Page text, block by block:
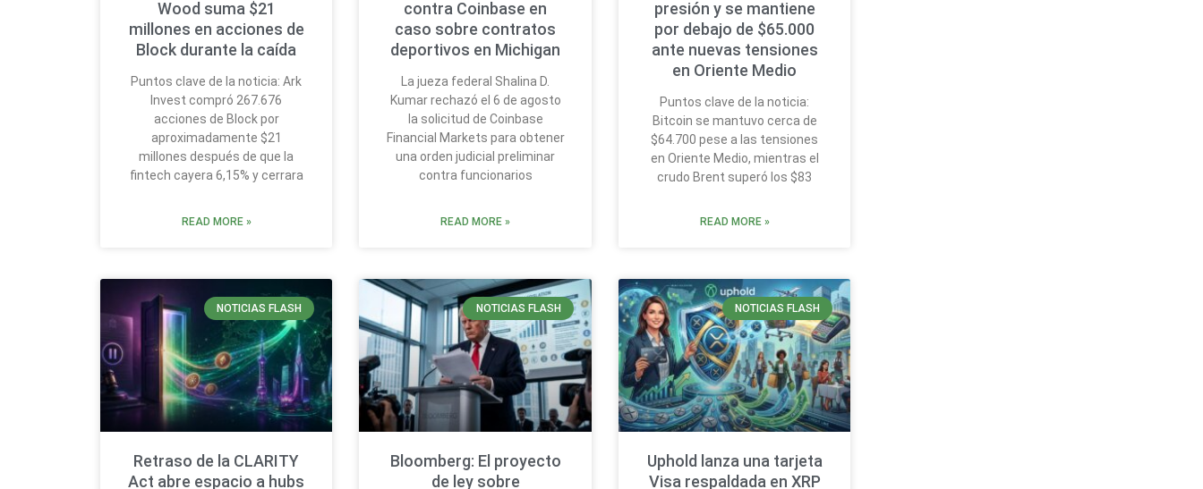
Wood suma $21
millones en acciones de
Block durante la caída
Puntos clave de la noticia: Ark
Invest compró 267.676
acciones de Block por
aproximadamente $21
millones después de que la
fintech cayera 6,15% y cerrara
READ MORE »
contra Coinbase en
caso sobre contratos
deportivos en Michigan
La jueza federal Shalina D.
Kumar rechazó el 6 de agosto
la solicitud de Coinbase
Financial Markets para obtener
una orden judicial preliminar
contra funcionarios
READ MORE »
presión y se mantiene
por debajo de $65.000
ante nuevas tensiones
en Oriente Medio
Puntos clave de la noticia:
Bitcoin se mantuvo cerca de
$64.700 pese a las tensiones
en Oriente Medio, mientras el
crudo Brent superó los $83
READ MORE »
NOTICIAS FLASH
Retraso de la CLARITY
Act abre espacio a hubs
NOTICIAS FLASH
Bloomberg: El proyecto
de ley sobre
NOTICIAS FLASH
Uphold lanza una tarjeta
Visa respaldada en XRP